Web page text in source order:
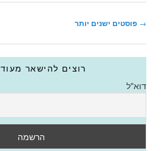
ניווט
→ פוסטים ישנים יותר
רוצים להישאר
דוא"ל